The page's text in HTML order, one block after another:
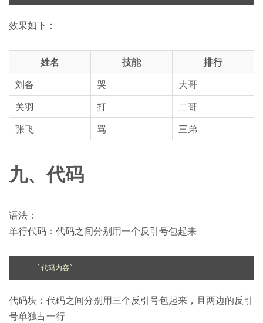
效果如下：
姓名 技能
排行
刘备
哭
大哥
关羽
打
二哥
张飞
骂 三弟
九、代码
语法：
单行代码：代码之间分别用一个反引号包起来
`代码内容`
代码块：代码之间分别用三个反引号包起来，且两边的反引
号单独占一行